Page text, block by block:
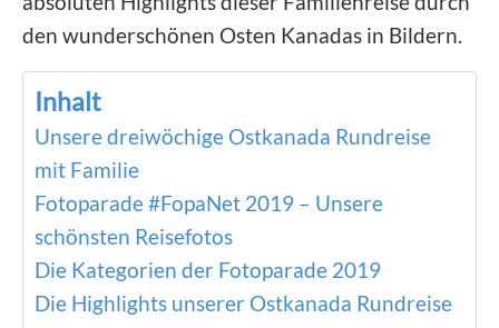
den wunderschönen Osten Kanadas in Bildern.
Inhalt
Unsere dreiwöchige Ostkanada Rundreise
mit Familie
Fotoparade #FopaNet 2019 – Unsere
schönsten Reisefotos
Die Kategorien der Fotoparade 2019
Die Highlights unserer Ostkanada Rundreise